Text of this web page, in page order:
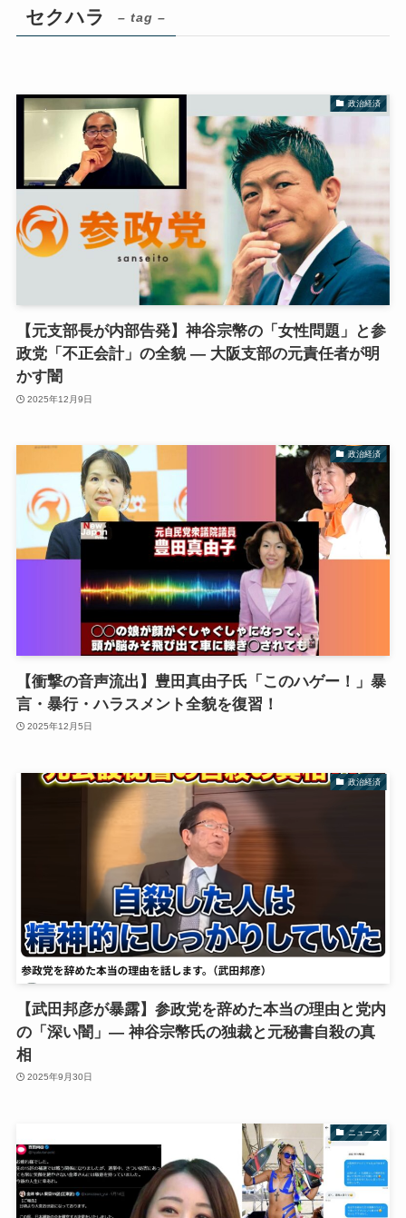
セクハラ – tag –
政治経済
【元支部長が内部告発】神谷宗幣の「女性問題」と参
政党「不正会計」の全貌 — 大阪支部の元責任者が明
かす闇
2025年12月9日
政治経済
【衝撃の音声流出】豊田真由子氏「このハゲー！」暴
言・暴行・ハラスメント全貌を復習！
2025年12月5日
政治経済
【武田邦彦が暴露】参政党を辞めた本当の理由と党内
の「深い闇」— 神谷宗幣氏の独裁と元秘書自殺の真
相
2025年9月30日
ニュース